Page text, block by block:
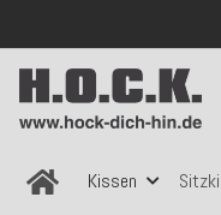
Kissen